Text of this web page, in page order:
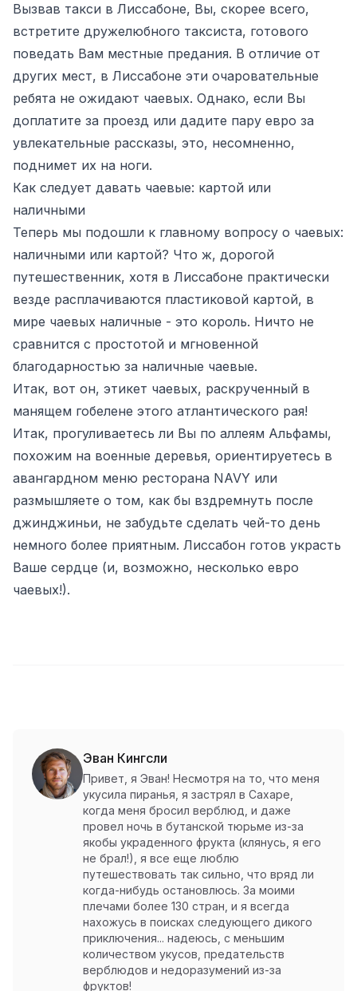
Вызвав такси в Лиссабоне, Вы, скорее всего,
встретите дружелюбного таксиста, готового
поведать Вам местные предания. В отличие от
других мест, в Лиссабоне эти очаровательные
ребята не ожидают чаевых. Однако, если Вы
доплатите за проезд или дадите пару евро за
увлекательные рассказы, это, несомненно,
поднимет их на ноги.
Как следует давать чаевые: картой или
наличными
Теперь мы подошли к главному вопросу о чаевых:
наличными или картой? Что ж, дорогой
путешественник, хотя в Лиссабоне практически
везде расплачиваются пластиковой картой, в
мире чаевых наличные - это король. Ничто не
сравнится с простотой и мгновенной
благодарностью за наличные чаевые.
Итак, вот он, этикет чаевых, раскрученный в
манящем гобелене этого атлантического рая!
Итак, прогуливаетесь ли Вы по аллеям Альфамы,
похожим на военные деревья, ориентируетесь в
авангардном меню ресторана NAVY или
размышляете о том, как бы вздремнуть после
джинджиньи, не забудьте сделать чей-то день
немного более приятным. Лиссабон готов украсть
Ваше сердце (и, возможно, несколько евро
чаевых!).
Эван Кингсли
Привет, я Эван! Несмотря на то, что меня
укусила пиранья, я застрял в Сахаре,
когда меня бросил верблюд, и даже
провел ночь в бутанской тюрьме из-за
якобы украденного фрукта (клянусь, я его
не брал!), я все еще люблю
путешествовать так сильно, что вряд ли
когда-нибудь остановлюсь. За моими
плечами более 130 стран, и я всегда
нахожусь в поисках следующего дикого
приключения... надеюсь, с меньшим
количеством укусов, предательств
верблюдов и недоразумений из-за
фруктов!